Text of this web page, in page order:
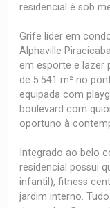
residencial é sob
Grife líder em
Alphaville
em esporte e lazer
de 5.541 m² no
equipada com
boulevard com
oportuno à
Integrado ao belo
residencial possui
infantil), fitness
jardim interno.